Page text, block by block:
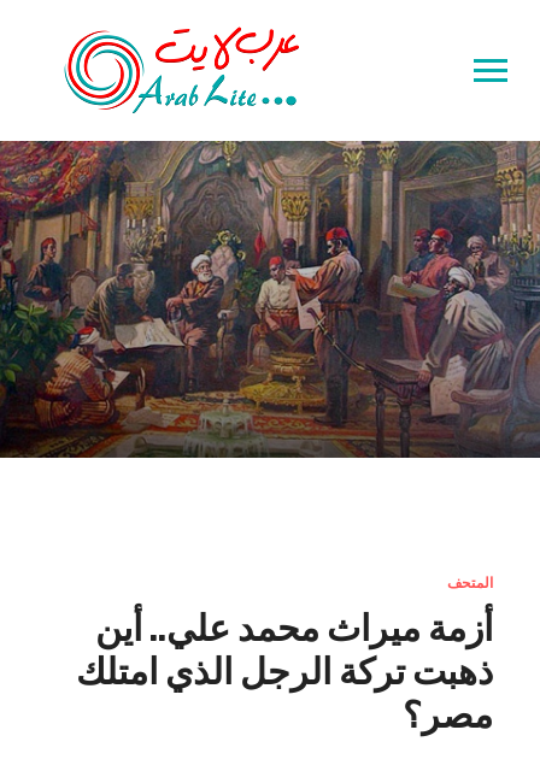
Toggle
&
navigation
المتحف
أزمة ميراث محمد علي.. أين
ذهبت تركة الرجل الذي امتلك
مصر؟